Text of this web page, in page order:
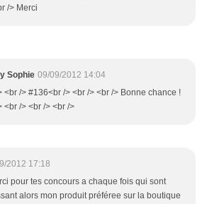
/> Merci
Sophie 09/09/2012 14:04
<br /> #136<br /> <br /> <br /> Bonne chance !
<br /> <br /> <br />
2012 17:18
pour tes concours a chaque fois qui sont
alors mon produit préféree sur la boutique